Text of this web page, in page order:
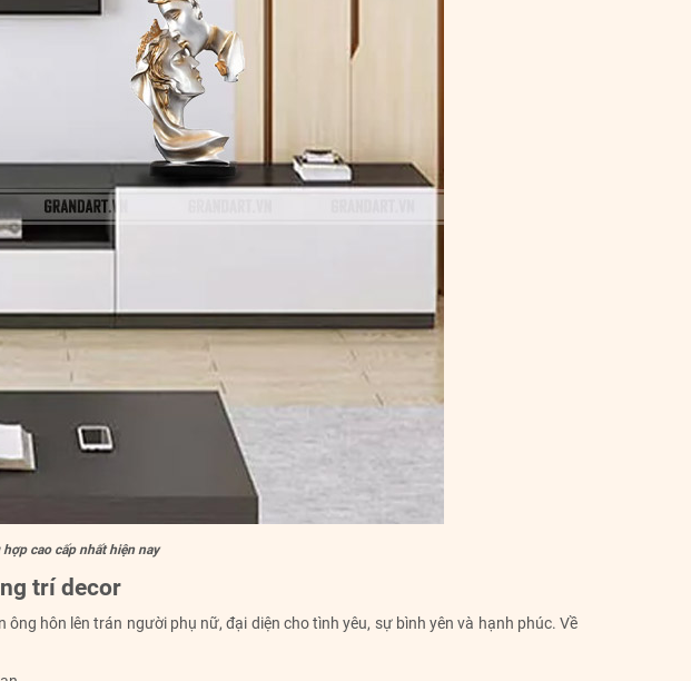
cao cấp nhất hiện nay
trí decor
hôn lên trán người phụ nữ, đại diện cho tình yêu, sự bình yên và hạnh phúc. Về